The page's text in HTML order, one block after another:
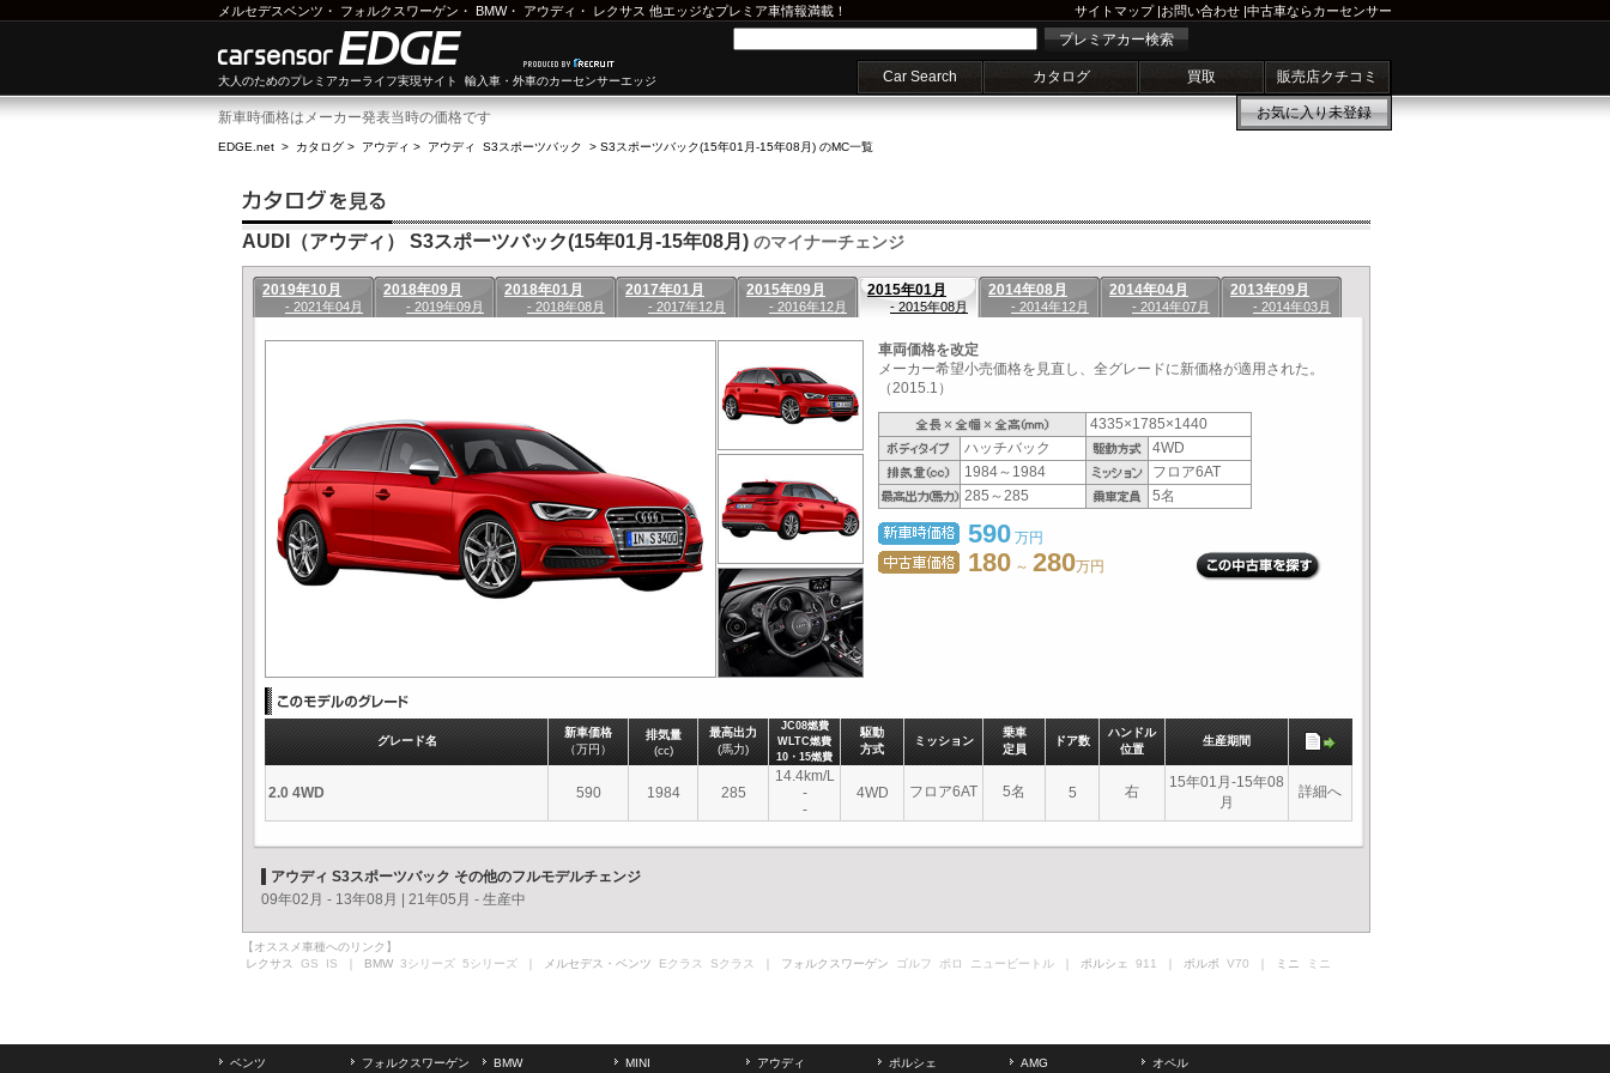
メルセデスベンツ ・ フォルクスワーゲン ・ BMW・ アウディ ・ レクサス 他エッジなプレミア車情報満載！ サイトマップ|お問い合わせ |中古車ならカーセンサー
大人のためのプレミアカーライフ実現サイト 輸入車・外車のカーセンサーエッジ
プレミアカー検索
Car Search カタログ 買取 販売店クチコミ
お気に入り未登録
新車時価格はメーカー発表当時の価格です
EDGE.net > カタログ > アウディ > アウディ S3スポーツバック > S3スポーツバック(15年01月-15年08月) のMC一覧
AUDI（アウディ） S3スポーツバック(15年01月-15年08月) のマイナーチェンジ
2019年10月
- 2021年04月
2018年09月
- 2019年09月
2018年01月
- 2018年08月
2017年01月
- 2017年12月
2015年09月
- 2016年12月
2015年01月
- 2015年08月
2014年08月
- 2014年12月
2014年04月
- 2014年07月
2013年09月
- 2014年03月
車両価格を改定
メーカー希望小売価格を見直し、全グレードに新価格が適用された。
（2015.1）
4335×1785×1440
ハッチバック
4WD
1984～1984
フロア6AT
285～285
5名
590 万円
180 ～ 280万円
グレード名
新車価格
（万円）
排気量
(cc)
最高出力
(馬力)
JC08燃費
WLTC燃費
10・15燃費
駆動
方式
ミッション
乗車
定員
ドア数
ハンドル
位置
生産期間
2.0 4WD 590 1984 285
14.4km/L
-
-
4WD フロア6AT 5名 5 右
15年01月-15年08
月
詳細へ
アウディ S3スポーツバック その他のフルモデルチェンジ
09年02月 - 13年08月
21年05月 - 生産中
【オススメ車種へのリンク】
レクサス GS IS ｜ BMW 3シリーズ 5シリーズ ｜ メルセデス・ベンツ Eクラス Sクラス ｜ フォルクスワーゲン ゴルフ ポロ ニュービートル ｜ ポルシェ 911 ｜ ボルボ V70 ｜ ミニ ミニ
ベンツ フォルクスワーゲン BMW MINI アウディ ポルシェ AMG オペル